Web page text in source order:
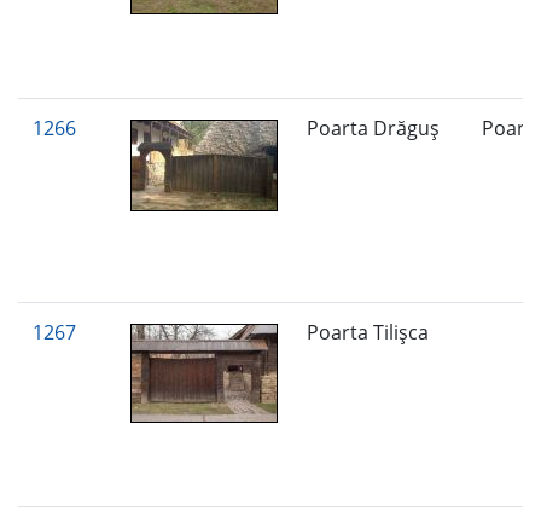
1266 Poarta Drăguş
1267 Poarta Tilişca